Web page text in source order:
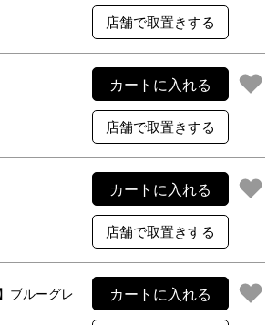
カートに入れる
カートに入れる
ブルーグレ
カートに入れる